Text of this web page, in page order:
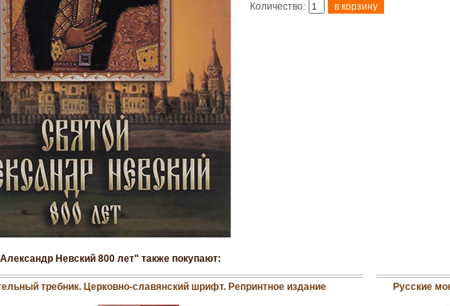
Количество:
Невский 800 лет" также покупают:
требник. Церковно-славянский шрифт. Репринтное издание Русские